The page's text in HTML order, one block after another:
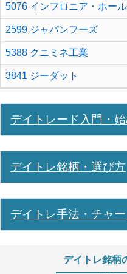
5076 インフロニア・ホー
2599 ジャパンフーズ
5388 クニミネ工業
3841 ジーダット
デイトレード入門・
デイトレ銘柄・選び方
デイトレ手法・チャ
デイトレ銘柄